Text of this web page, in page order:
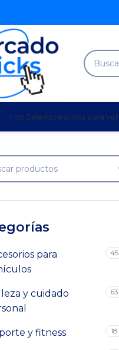
Hot SaleAccesorios para
para
45
y cuidado
63
y fitness 18